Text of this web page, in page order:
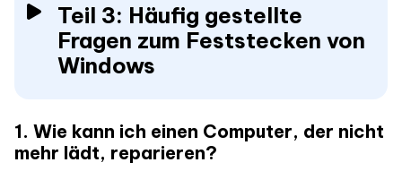
Teil 3: Häufig gestellte
Fragen zum Feststecken von
Windows
1. Wie kann ich einen Computer, der nicht
mehr lädt, reparieren?